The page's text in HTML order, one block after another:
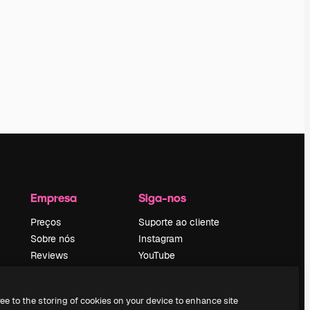
Empresa
Preços
Sobre nós
Reviews
pesquisa
Siga-nos
Suporte ao cliente
Instagram
YouTube
Discord
to the storing of cookies on your device to enhance site